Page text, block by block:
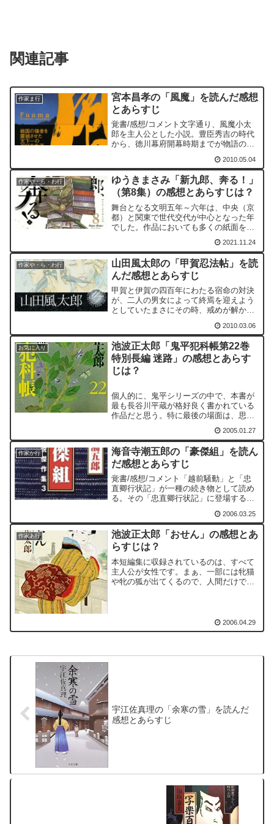
関連記事
作家ま行
宮本昌孝の「風魔」を読んだ感想
とあらすじ
覚書/感想/コメント文字通り、風魔小太
郎を主人公とした小説。豊臣秀吉の時代
から、徳川幕府開幕時期までが物語の時
は史料が少なく、よく分かっていないこ
とが多いようで、小説でも扱っているも
のが少ない。おそらくだ...
2010.05.04
作家や・ら・わ行
ゆうきまさみ「新九郎、奔る！」
（第8集）の感想とあらすじは？
舞台となる文明五年～六年は、中央（京
都）と関東で世代交代が中心となった年
でした。作品においても多くの紙面を世
て、本書の最終話から、次集から東国が
舞台になることが分かりますので、多く
の紙面を東国の状況説明にも使われてい
ます。
2021.11.24
作家や・ら・わ行
山田風太郎の「甲賀忍法帖」を読
んだ感想とあらすじ
甲賀と伊賀の四百年にわたる宿命の対決
が、二人の男女によって終焉を迎えよう
としていたまさにその時、戒めが解か
ました。戒めが解かれたのは、勝った方
に賭けたものを三代将軍にすると大御
所・家康が決めたからでした…。
2010.03.06
お気に入り
池波正太郎「鬼平犯科帳第22巻
特別長編 迷路」の感想とあらす
じは？
個人的に、鬼平シリーズの中で、本書が
最も長谷川平蔵が格好良く書かれている
作品だと思う。特に最後の場面は、思わ
2005.01.27
作家か行
海音寺潮五郎の「豪傑組」を読ん
だ感想とあらすじ
覚書/感想/コメント「越前騒動」と「忠
直卿行状記」が一種の続き物として読め
る。その「忠直卿行状記」に登場する小
はいつの世にも現れる。そういう人物を
海音寺潮五郎は恐ろしいという。そし
て、さらに恐ろしいのは「...
2006.03.25
作家あ行
池波正太郎「おせん」の感想とあ
らすじは？
本短編集に収録されているのは、すべて
主人公が女性です。まぁ、一部には牝猫
や牝の狐が出てくるので、人間だけでは
2006.04.29
宇江佐真理の「余寒の雪」を読んだ
感想とあらすじ